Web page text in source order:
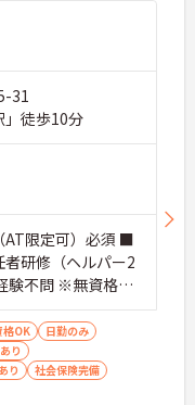
31
」徒歩10分
限定可）必須 ■
研修（ヘルパー2
験不問 ※無資格者:
認知症介護基礎
格OK
日勤のみ
り
り
社会保険完備